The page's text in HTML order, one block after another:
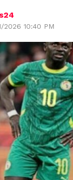
2026 10:40 PM